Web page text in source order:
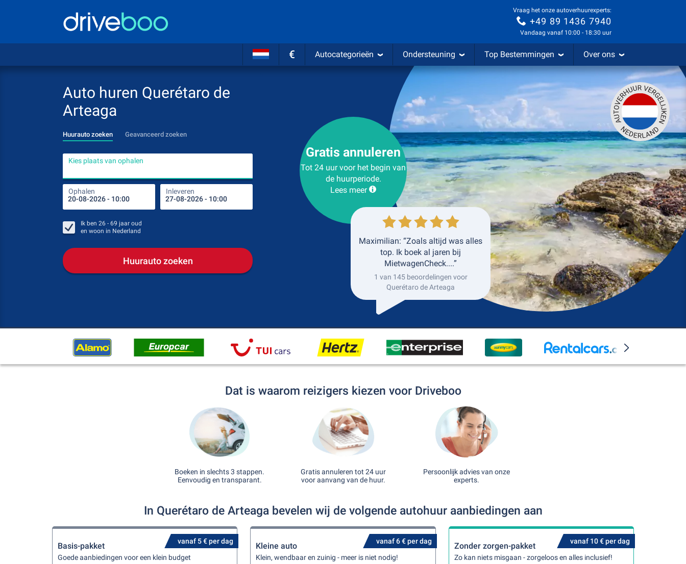
Vraag het onze autoverhuurexperts:
+49 89 1436 7940
Vandaag vanaf 10:00 - 18:30 uur
€ Autocategorieën Ondersteuning Top Bestemmingen Over ons
Auto huren Querétaro de
Arteaga
Huurauto zoeken Geavanceerd zoeken
Kies plaats van ophalen
Ophalen Inleveren
Kies plaats van ophalen
Plaats voor teruggave
Inleveren
Ik ben 26 - 69 jaar oud
en woon in Nederland
Huurauto zoeken
Gratis annuleren
Tot 24 uur voor het begin van
de huurperiode.
Lees meer
Maximilian: “Zoals altijd was alles
top. Ik boek al jaren bij
MietwagenCheck....”
1 van 145 beoordelingen voor
Querétaro de Arteaga
Dat is waarom reizigers kiezen voor Driveboo
Boeken in slechts 3 stappen.
Eenvoudig en transparant.
Gratis annuleren tot 24 uur
voor aanvang van de huur.
Persoonlijk advies van onze
experts.
In Querétaro de Arteaga bevelen wij de volgende autohuur aanbiedingen aan
vanaf 5 € per dag
Basis-pakket
Goede aanbiedingen voor een klein budget
vanaf 6 € per dag
Kleine auto
Klein, wendbaar en zuinig - meer is niet nodig!
vanaf 10 € per dag
Zonder zorgen-pakket
Zo kan niets misgaan - zorgeloos en alles inclusief!